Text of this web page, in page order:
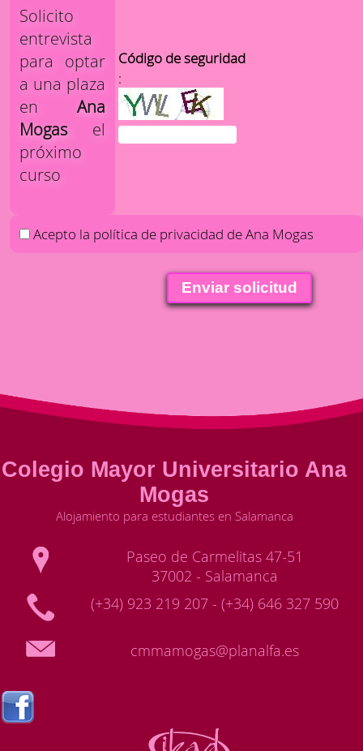
Solicito
entrevista
para optar
a una plaza
en Ana
Mogasel
próximo
curso
Código de seguridad
:
Acepto la política de privacidad de Ana Mogas
Colegio Mayor Universitario Ana
Mogas
Alojamiento para estudiantes en Salamanca
Paseo de Carmelitas 47-51
37002 - Salamanca
(+34) 923 219 207 - (+34) 646 327 590
cmmamogas@planalfa.es